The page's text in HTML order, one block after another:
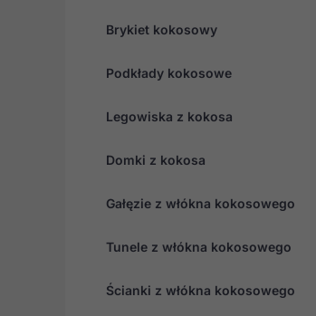
Brykiet kokosowy
Podkłady kokosowe
Legowiska z kokosa
Domki z kokosa
Gałęzie z włókna kokosowego
Tunele z włókna kokosowego
Ścianki z włókna kokosowego